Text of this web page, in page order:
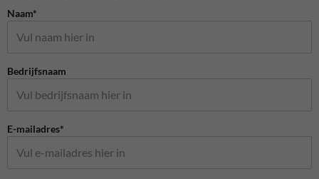
Naam*
Bedrijfsnaam
E-mailadres*